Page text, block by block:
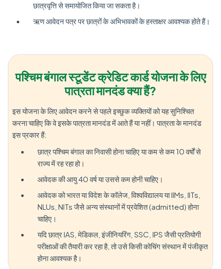
छात्रवृत्ति से समायोजित किया जा सकता है।
ऋण आवेदन पत्र पर छात्रों के अभिभावकों के हस्ताक्षर आवश्यक होते हैं।
पश्चिम बंगाल स्टूडेंट क्रेडिट कार्ड योजना के लिए
पात्रता मानदंड क्या हैं?
इस योजना के लिए आवेदन करने से पहले इच्छुक व्यक्तियों को यह सुनिश्चित
करना चाहिए कि वे इसके पात्रता मानदंड में आते हैं या नहीं। पात्रता के मानदंड
इस प्रकार हैं:
छात्र पश्चिम बंगाल का निवासी होना चाहिए या कम से कम 10 वर्षों से
राज्य में रह रहा हो।
आवेदक की आयु 40 वर्ष या उससे कम होनी चाहिए।
आवेदक को भारत या विदेश के कॉलेज, विश्वविद्यालय या IIMs, IITs,
NLUs, NITs जैसे अन्य संस्थानों में प्रवेशित (admitted) होना
चाहिए।
यदि छात्र IAS, मेडिकल, इंजीनियरिंग, SSC, IPS जैसी प्रतियोगी
परीक्षाओं की तैयारी कर रहा है, तो उसे किसी कोचिंग संस्थान में पंजीकृत
होना आवश्यक है।